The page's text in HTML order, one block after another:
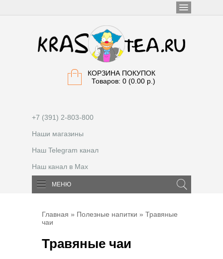
КОРЗИНА ПОКУПОК
Товаров: 0 (0.00 р.)
+7 (391) 2-803-800
Наши магазины
Наш Telegram канал
Наш канал в Max
МЕНЮ
Главная » Полезные напитки » Травяные
чаи
Травяные чаи